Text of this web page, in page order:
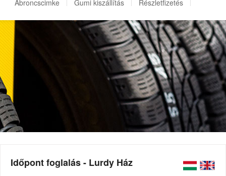
Abroncscimke
Gumi kiszállítás Részletfizetés
Időpont foglalás - Lurdy Ház